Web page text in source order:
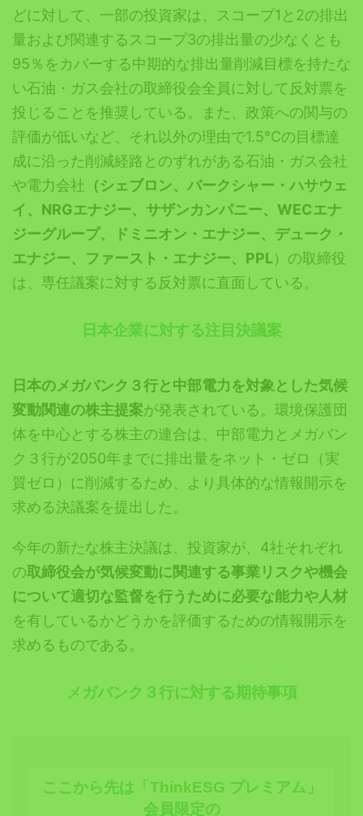
どに対して、一部の投資家は、スコープ1と2の排出
量および関連するスコープ3の排出量の少なくとも
95％をカバーする中期的な排出量削減目標を持たな
い石油・ガス会社の取締役会全員に対して反対票を
投じることを推奨している。また、政策への関与の
評価が低いなど、それ以外の理由で1.5℃の目標達
成に沿った削減経路とのずれがある石油・ガス会社
や電力会社 （シェブロン、バークシャー・ハサウェ
イ、NRGエナジー、サザンカンパニー、WECエナ
ジーグループ、ドミニオン・エナジー、デューク・
エナジー、ファースト・エナジー、PPL）の取締役
は、専任議案に対する反対票に直面している。
日本企業に対する注目決議案
日本のメガバンク３行と中部電力を対象とした気候
変動関連の株主提案が発表されている。環境保護団
体を中心とする株主の連合は、中部電力とメガバン
ク３行が2050年までに排出量をネット・ゼロ（実
質ゼロ）に削減するため、より具体的な情報開示を
求める決議案を提出した。
今年の新たな株主決議は、投資家が、4社それぞれ
の取締役会が気候変動に関連する事業リスクや機会
について適切な監督を行うために必要な能力や人材
を有しているかどうかを評価するための情報開示を
求めるものである。
メガバンク３行に対する期待事項
ここから先は「ThinkESG プレミアム」
会員限定の